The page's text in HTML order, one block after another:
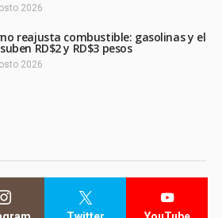
2026
reajusta combustible: gasolinas y el
RD$2 y RD$3 pesos
2026